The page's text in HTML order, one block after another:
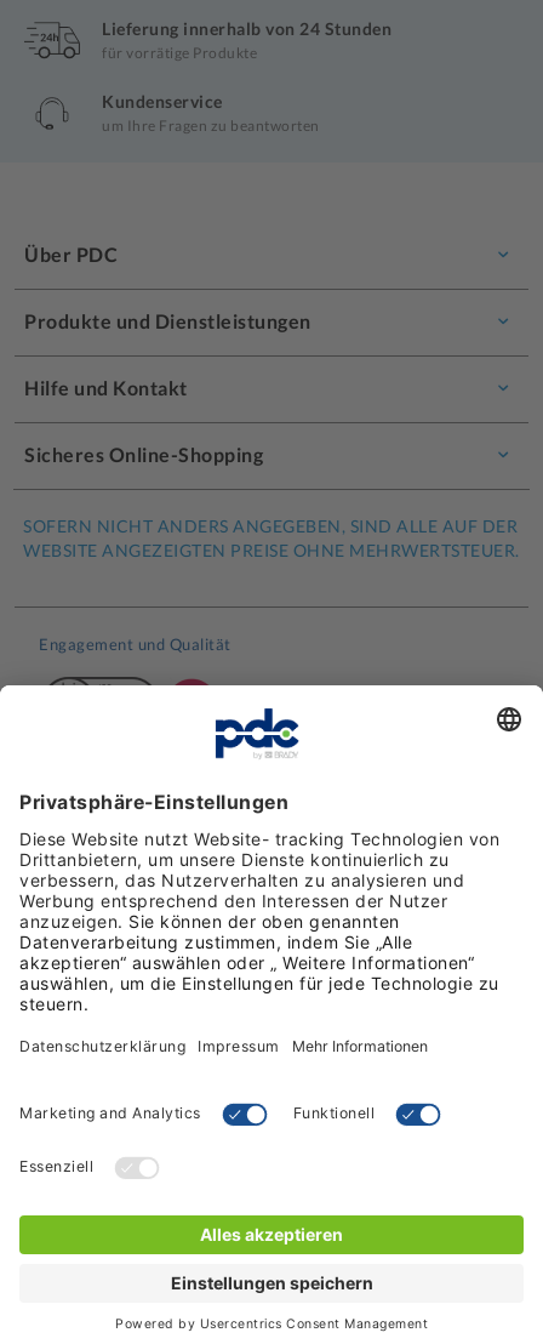
Lieferung innerhalb von 24 Stunden
für vorrätige Produkte
Kundenservice
um Ihre Fragen zu beantworten
Über PDC
Produkte und Dienstleistungen
Hilfe und Kontakt
Sicheres Online-Shopping
SOFERN NICHT ANDERS ANGEGEBEN, SIND ALLE AUF DER
WEBSITE ANGEZEIGTEN PREISE OHNE MEHRWERTSTEUER.
Engagement und Qualität
Kundenbewertungen
Zahlungsmittel
© 2026 PDC - by Brady